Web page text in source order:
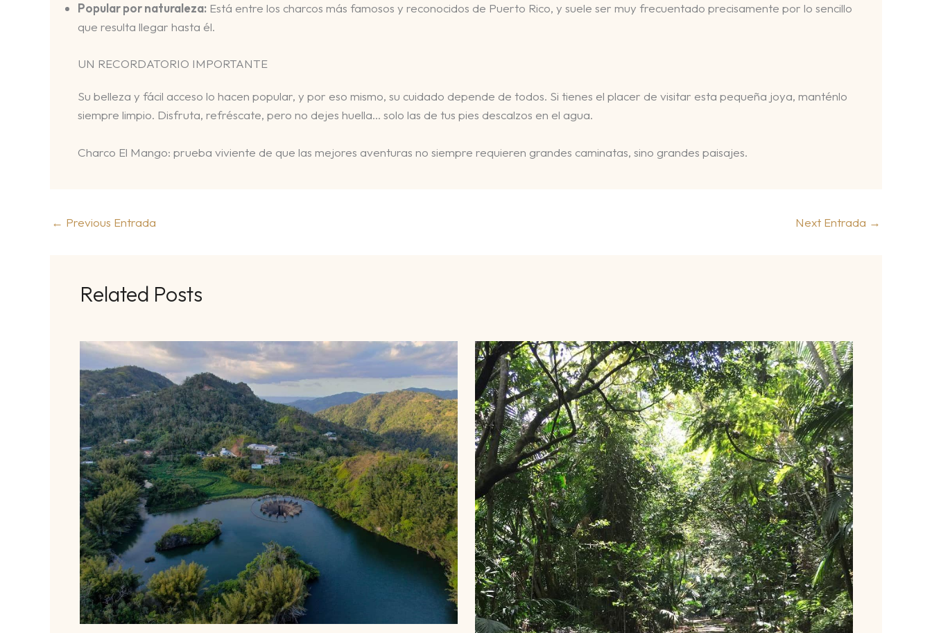
Popular por naturaleza: Está entre los charcos más famosos y reconocidos de Puerto Rico, y suele ser muy frecuentado precisamente por lo sencillo
que resulta llegar hasta él.
UN RECORDATORIO IMPORTANTE
Su belleza y fácil acceso lo hacen popular, y por eso mismo, su cuidado depende de todos. Si tienes el placer de visitar esta pequeña joya, manténlo
siempre limpio. Disfruta, refréscate, pero no dejes huella… solo las de tus pies descalzos en el agua.
Charco El Mango: prueba viviente de que las mejores aventuras no siempre requieren grandes caminatas, sino grandes paisajes.
← Previous Entrada Next Entrada →
Related Posts